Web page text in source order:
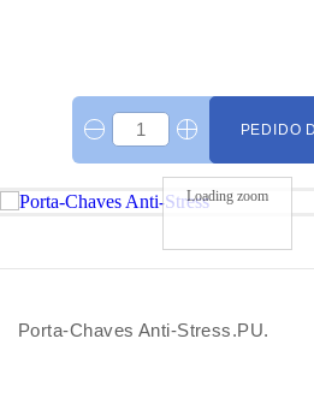
PEDIDO
Loading zoom
Porta-Chaves Anti-Stress.PU.